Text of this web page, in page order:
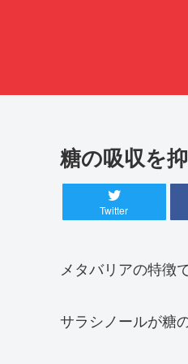
糖の吸収を
Twitter
メタバリアの特徴
サラシノールが糖